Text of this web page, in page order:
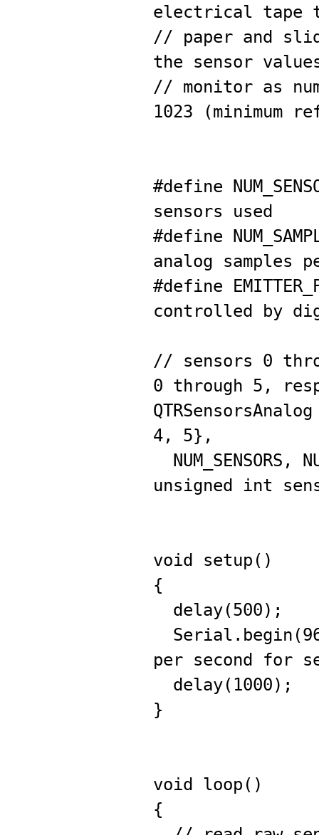
electrical tape
// paper and
the sensor
// monitor as
1023 (minimum
#define
sensors used
#define
analog samples
#define
controlled by
// sensors 0
0 through 5,
4, 5},
NUM_SENSORS,
unsigned int
void setup()
{
delay(500);
per second for
delay(1000);
}
void loop()
{